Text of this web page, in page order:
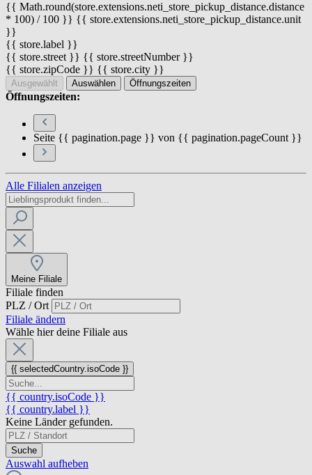
{{ Math.round(store.extensions.neti_store_pickup_distance.distance
* 100) / 100 }} {{ store.extensions.neti_store_pickup_distance.unit
}}
{{ store.label }}
{{ store.street }} {{ store.streetNumber }}
{{ store.zipCode }} {{ store.city }}
Ausgewählt Auswählen Öffnungszeiten
Öffnungszeiten:
Seite {{ pagination.page }} von {{ pagination.pageCount }}
Alle Filialen anzeigen
Meine Filiale
Filiale finden
PLZ / Ort
Filiale ändern
Wähle hier deine Filiale aus
{{ selectedCountry.isoCode }}
{{ country.isoCode }}
{{ country.label }}
Keine Länder gefunden.
Suche
Auswahl aufheben